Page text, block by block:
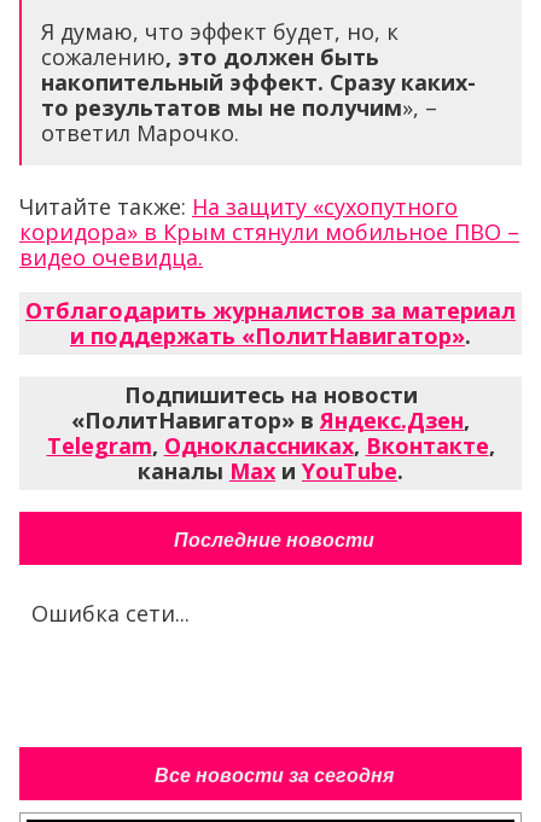
Я думаю, что эффект будет, но, к
сожалению, это должен быть
накопительный эффект. Сразу каких-
то результатов мы не получим», –
ответил Марочко.
Читайте также: На защиту «сухопутного
коридора» в Крым стянули мобильное ПВО –
видео очевидца.
Отблагодарить журналистов за материал
и поддержать «ПолитНавигатор».
Подпишитесь на новости
«ПолитНавигатор» вЯндекс.Дзен,
Telegram, Одноклассниках, Вконтакте,
каналы Max и YouTube.
Последние новости
Ошибка сети...
Все новости за сегодня